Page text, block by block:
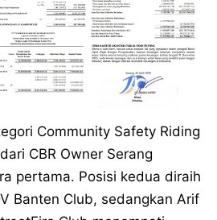
Community Safety Riding
CBR Owner Serang
pertama. Posisi kedua diraih
Banten Club, sedangkan Arif